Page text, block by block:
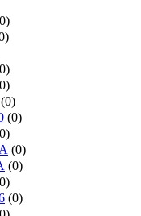
0)
)
0)
0)
(0)
(0)
0)
(0)
(0)
0)
(0)